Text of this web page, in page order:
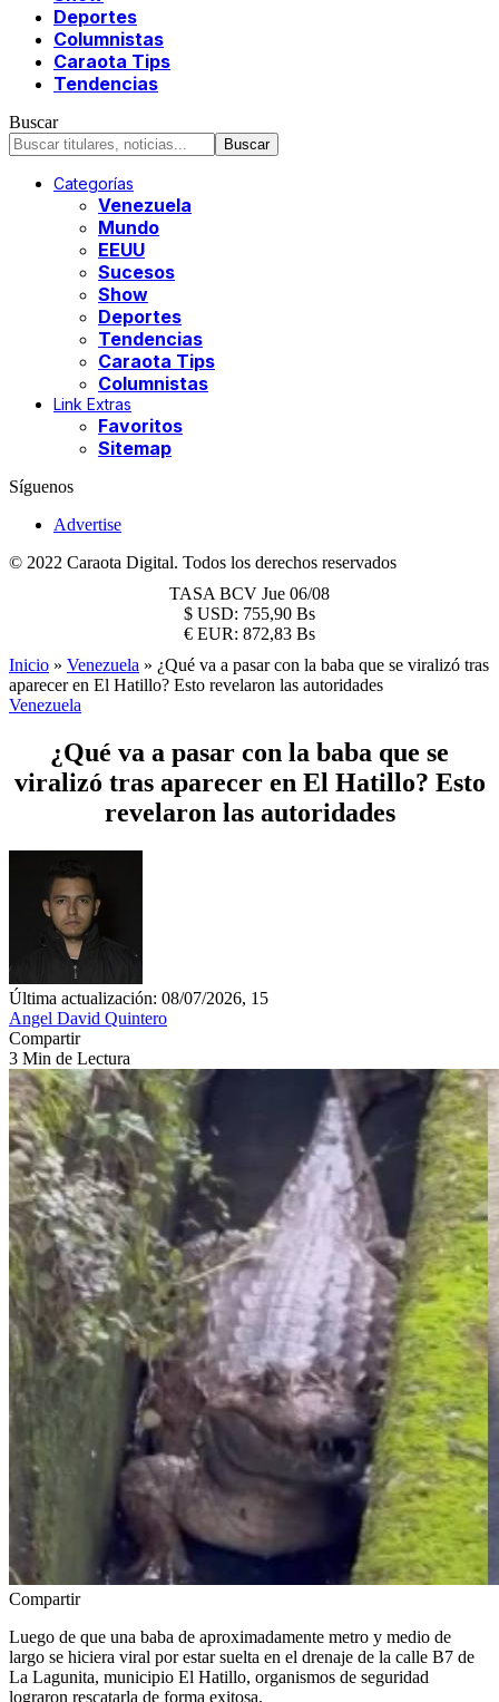
Deportes
Columnistas
Caraota Tips
Tendencias
Buscar
Categorías
Venezuela
Mundo
EEUU
Sucesos
Show
Deportes
Tendencias
Caraota Tips
Columnistas
Link Extras
Favoritos
Sitemap
Síguenos
Advertise
© 2022 Caraota Digital. Todos los derechos reservados
TASA BCV Jue 06/08
$ USD: 755,90 Bs
€ EUR: 872,83 Bs
Inicio » Venezuela » ¿Qué va a pasar con la baba que se viralizó tras
aparecer en El Hatillo? Esto revelaron las autoridades
Venezuela
¿Qué va a pasar con la baba que se
viralizó tras aparecer en El Hatillo? Esto
revelaron las autoridades
Última actualización: 08/07/2026, 15
Angel David Quintero
Compartir
3 Min de Lectura
Compartir
Luego de que una baba de aproximadamente metro y medio de
largo se hiciera viral por estar suelta en el drenaje de la calle B7 de
La Lagunita, municipio El Hatillo, organismos de seguridad
lograron rescatarla de forma exitosa.